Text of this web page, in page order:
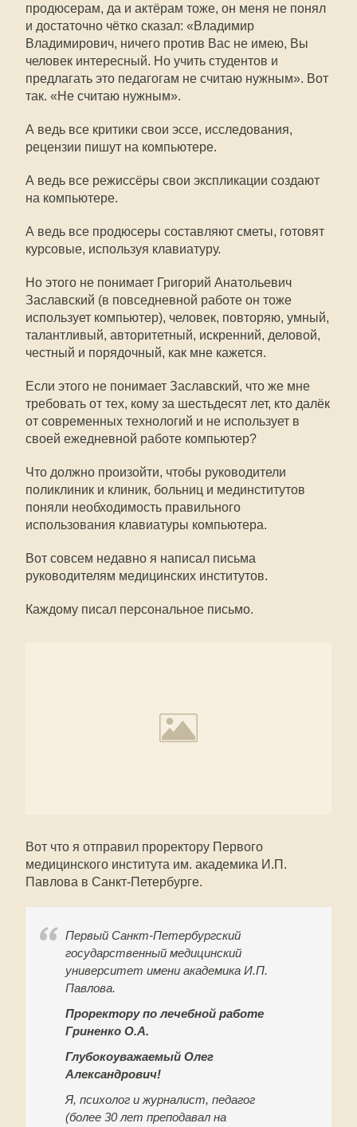
продюсерам, да и актёрам тоже, он меня не понял
и достаточно чётко сказал: «Владимир
Владимирович, ничего против Вас не имею, Вы
человек интересный. Но учить студентов и
предлагать это педагогам не считаю нужным». Вот
так. «Не считаю нужным».
А ведь все критики свои эссе, исследования,
рецензии пишут на компьютере.
А ведь все режиссёры свои экспликации создают
на компьютере.
А ведь все продюсеры составляют сметы, готовят
курсовые, используя клавиатуру.
Но этого не понимает Григорий Анатольевич
Заславский (в повседневной работе он тоже
использует компьютер), человек, повторяю, умный,
талантливый, авторитетный, искренний, деловой,
честный и порядочный, как мне кажется.
Если этого не понимает Заславский, что же мне
требовать от тех, кому за шестьдесят лет, кто далёк
от современных технологий и не использует в
своей ежедневной работе компьютер?
Что должно произойти, чтобы руководители
поликлиник и клиник, больниц и мединститутов
поняли необходимость правильного
использования клавиатуры компьютера.
Вот совсем недавно я написал письма
руководителям медицинских институтов.
Каждому писал персональное письмо.
Вот что я отправил проректору Первого
медицинского института им. академика И.П.
Павлова в Санкт-Петербурге.
Первый Санкт-Петербургский
государственный медицинский
университет имени академика И.П.
Павлова.
Проректору по лечебной работе
Гриненко О.А.
Глубокоуважаемый Олег
Александрович!
Я, психолог и журналист, педагог
(более 30 лет преподавал на